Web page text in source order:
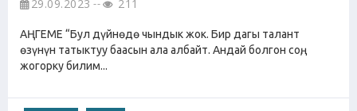
29.09.2023 211
АҢГЕМЕ “Бул дүйнөдө чындык жок. Бир дагы талант
өзүнүн татыктуу баасын ала албайт. Андай болгон соң,
жогорку билим...